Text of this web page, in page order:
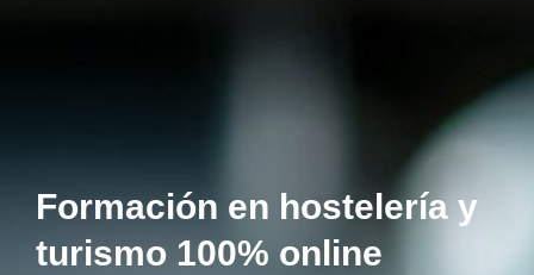
Formación en hostelería y
turismo 100% online